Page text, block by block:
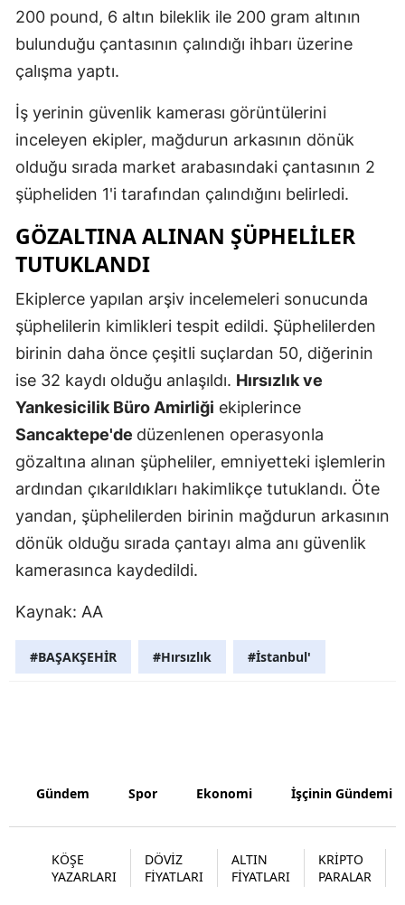
Hatay
İstanbul
İzmir
Kars
Kayseri
Kırklareli
Konya
Kütahya
Malatya
Niğde
Ordu
Rize
200 pound, 6 altın bileklik ile 200 gram altının
bulunduğu çantasının çalındığı ihbarı üzerine
çalışma yaptı.
İş yerinin güvenlik kamerası görüntülerini
inceleyen ekipler, mağdurun arkasının dönük
olduğu sırada market arabasındaki çantasının 2
şüpheliden 1'i tarafından çalındığını belirledi.
GÖZALTINA ALINAN ŞÜPHELILER
TUTUKLANDI
Ekiplerce yapılan arşiv incelemeleri sonucunda
şüphelilerin kimlikleri tespit edildi. Şüphelilerden
birinin daha önce çeşitli suçlardan 50, diğerinin
ise 32 kaydı olduğu anlaşıldı. Hırsızlık ve
Yankesicilik Büro Amirliği ekiplerince
Sancaktepe'de düzenlenen operasyonla
gözaltına alınan şüpheliler, emniyetteki işlemlerin
ardından çıkarıldıkları hakimlikçe tutuklandı. Öte
yandan, şüphelilerden birinin mağdurun arkasının
dönük olduğu sırada çantayı alma anı güvenlik
kamerasınca kaydedildi.
Kaynak: AA
#BAŞAKŞEHİR #Hırsızlık #İstanbul'
Gündem Spor Ekonomi İşçinin Gündemi
KÖŞE
YAZARLARI
DÖVİZ
FİYATLARI
ALTIN
FİYATLARI
KRİPTO
PARALAR